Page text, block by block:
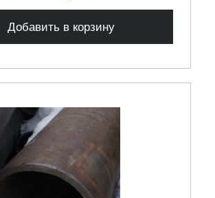
Добавить в корзину